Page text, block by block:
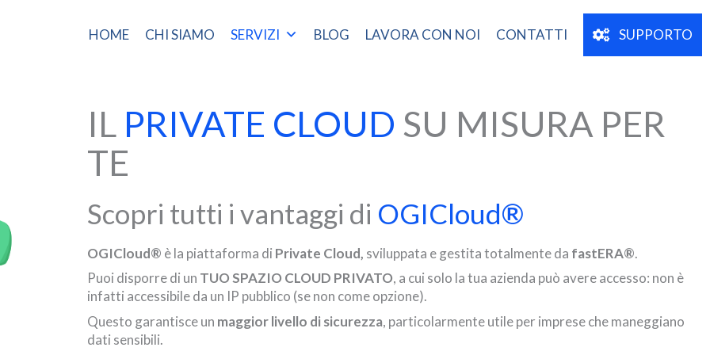
HOME CHI SIAMO SERVIZI BLOG LAVORA CON NOI CONTATTI SUPPORTO
IL PRIVATE CLOUD SU MISURA PER
TE
Scopri tutti i vantaggi di OGICloud®
OGICloud® è la piattaforma di Private Cloud, sviluppata e gestita totalmente da fastERA®.
Puoi disporre di un TUO SPAZIO CLOUD PRIVATO, a cui solo la tua azienda può avere accesso: non è
infatti accessibile da un IP pubblico (se non come opzione).
Questo garantisce un maggior livello di sicurezza, particolarmente utile per imprese che maneggiano
dati sensibili.